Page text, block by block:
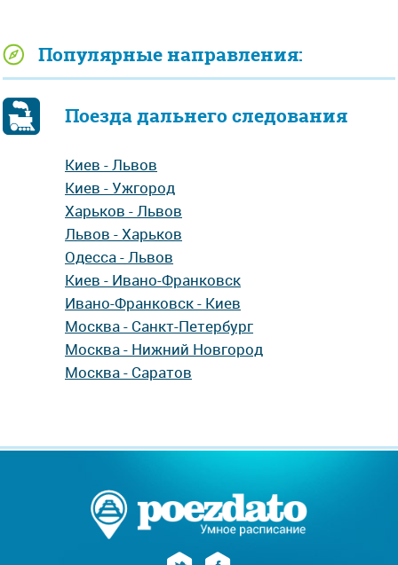
Популярные направления:
Поезда дальнего следования
Киев - Львов
Киев - Ужгород
Харьков - Львов
Львов - Харьков
Одесса - Львов
Киев - Ивано-Франковск
Ивано-Франковск - Киев
Москва - Санкт-Петербург
Москва - Нижний Новгород
Москва - Саратов